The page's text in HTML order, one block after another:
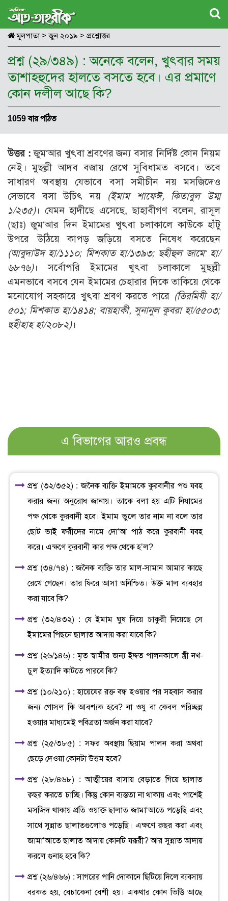
মূলপাতা> জুন ২০১৯ > প্রশ্নোত্তর
প্রশ্ন (২৯/৩৪৯) : অনেকে বলেন, খুৎবার সময়
তাশাহহুদের হালতে বসতে হবে। এর প্রমাণে
কোন দলীল আছে কি?
1059 বার পঠিত
উত্তর :জুম‘আর খুৎবা শ্রবণের জন্য বসার নির্দিষ্ট কোন নিয়ম
নেই। মুছল্লী আদব বজায় রেখে সুবিধামত বসবে। তবে
সাধারণ অবস্থায় যেভাবে বসা সমীচীন নয় মসজিদেও
সেভাবে বসা উচিৎ নয় (ইমাম শাফেঈ, কিতাবুল উম্ম
১/২৩৫)। যেমন হাদীছে এসেছে, ছাহাবীগণ বলেন, রাসূল
(ছাঃ) জুম‘আর দিন ইমামের খুৎবা চলাকালে কাউকে হাঁটু
উপরে উঠিয়ে কাপড় জড়িয়ে বসতে নিষেধ করেছেন
(আবুদাউদ হা/১১১০; মিশকাত হা/১৩৯৩; ছহীহুল জামে‘ হা/
৬৮৭৬)। সর্বোপরি ইমামের খুৎবা চলাকালে মুছল্লী
এমনভাবে বসবে যেন ইমামের চেহারার দিকে তাকিয়ে থেকে
মনোযোগ সহকারে খুৎবা শ্রবণ করতে পারে (তিরমিযী হা/
৫০১; মিশকাত হা/১৪১৪; বায়হাকী, সুনানুল কুবরা হা/৫৫০৩;
ছহীহাহ হা/২০৮২)।
এ বিভাগের আরও প্রবন্ধ
প্রশ্ন (৩২/৩৫২) : জনৈক ব্যক্তি ইমামকে কুরবানীর পশু যবহ
করার জন্য অনুরোধ জানায়। তাকে বলা হয় এটি নিযামের
পক্ষ থেকে কুরবানী হবে। ইমাম ভুলে তার নাম না বলে তার
ছোট ভাই ফরীদের নামে দো‘আ পাঠ করে কুরবানী যবহ
করে। এক্ষণে কুরবানী কার পক্ষ থেকে হ’ল?
প্রশ্ন (৩৪/৭৪) : জনৈক ব্যক্তি তার মাল-সামান আমার কাছে
রেখে গেছেন। তার ফিরে আসা অনিশ্চিত। উক্ত মাল ব্যবহার
করা যাবে কি?
প্রশ্ন (৩২/৪৩২) : যে ইমাম ঘুষ দিয়ে চাকুরী নিয়েছে সে
ইমামের পিছনে ছালাত আদায় করা যাবে কি?
প্রশ্ন (২৬/১৪৬) : মৃত স্বামীর জন্য ইদ্দত পালনকালে স্ত্রী নখ-
চুল ইত্যাদি কাটতে পারবে কি?
প্রশ্ন (১০/২১০) : হায়েযের রক্ত বন্ধ হওয়ার পর সহবাস করার
জন্য গোসল কি আবশ্যক হবে? না ওযু বা কেবল পরিচ্ছন্ন
হওয়ার মাধ্যমেই পবিত্রতা অর্জন করা যাবে?
প্রশ্ন (২৫/৩৮৫) : সফর অবস্থায় ছিয়াম পালন করা অথবা
ছেড়ে দেওয়া কোনটা উত্তম হবে?
প্রশ্ন (২৮/৪৬৮) : আত্মীয়ের বাসায় বেড়াতে গিয়ে ছালাত
ক্বছর করতে চাচ্ছি। কিন্তু কোন ব্যস্ততা না থাকায় এবং পাশেই
মসজিদ থাকায় প্রতি ওয়াক্ত ছালাত জামা‘আতে পড়েছি এবং
সাথে সুন্নাত ছালাতগুলোও পড়েছি। এক্ষণে ক্বছর করা এবং
জামা‘আতে ছালাত আদায় কোনটি যরূরী? আর সুন্নাত আদায়
করলে গুনাহ হবে কি?
প্রশ্ন (২৬/৪৬৬) : সাগরের পানি দোকানে ছিটিয়ে দিলে ব্যবসায়
বরকত হয়, বেচাকেনা বেশী হয়। একথার কোন ভিত্তি আছে